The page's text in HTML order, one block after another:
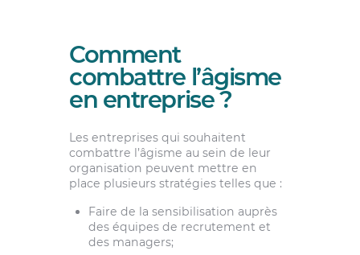
Comment
combattre l’âgisme
en entreprise ?
Les entreprises qui souhaitent
combattre l’âgisme au sein de leur
organisation peuvent mettre en
place plusieurs stratégies telles que :
Faire de la sensibilisation auprès
des équipes de recrutement et
des managers;